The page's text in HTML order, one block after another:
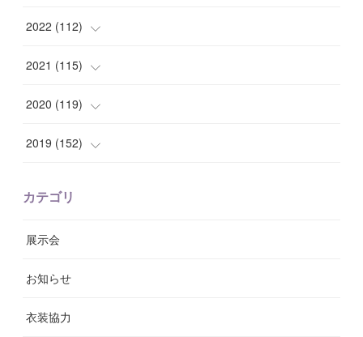
( 7)
( 8 )
( 8)
( 7 )
( 10)
9
(14
(8
( 15)
( 11)
( 10)
( 11)
(14
(19
( 12)
( 8)
( 8)
( 6)
(12
(10
2022 (112)
( 10)
( 7)
(8)
(9
(7
2021 (115)
( 14)
(13)
(3
( 7
2020 (119)
(7)
(
2019 (152)
カテゴリ
展示会
お知らせ
衣装協力